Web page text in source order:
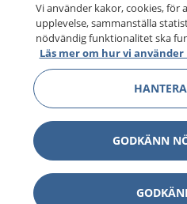
Vi använder kakor, cookies, för
upplevelse, sammanställa
nödvändig funktionalitet ska
Läs mer om hur vi
GODKÄNN